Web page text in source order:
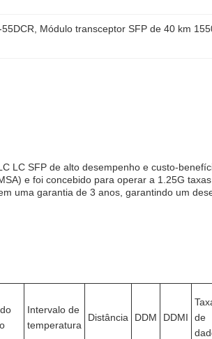
Módulo transceptor SFP de 40 km
LC SFP de alto desempenho e custo-
e foi concebido para operar a 1.25G
uma garantia de 3 anos, garantindo um
Intervalo de
temperatura
Distância DDM DDMI
de